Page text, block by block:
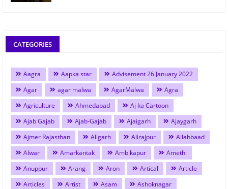
CATEGORIES
Aagra Aapka star
Advisement 26 January 2022
Agar
agar malwa AgarMalwa
Agra
Agriculture
Ahmedabad
Aj ka Cartoon
Ajab Gajab
Ajab-Gajab Ajaigarh
Ajaygarh
Ajmer Rajasthan
Aligarh Alirajpur
Allahbaad
Alwar
Amarkantak Ambikapur
Amethi
Anuppur
Arang Aron Artical
Article
Articles
Artist Asam
Ashoknagar